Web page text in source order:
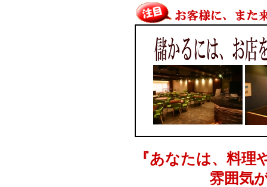
『あなたは、料理
雰囲気が合